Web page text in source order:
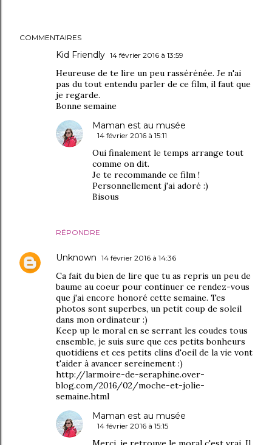
COMMENTAIRES
Kid Friendly 14 février 2016 à 13:59
Heureuse de te lire un peu rassérénée. Je n'ai
pas du tout entendu parler de ce film, il faut que
je regarde.
Bonne semaine
RÉPONDRE
Maman est au musée
14 février 2016 à 15:11
Oui finalement le temps arrange tout
comme on dit.
Je te recommande ce film !
Personnellement j'ai adoré :)
Bisous
Unknown 14 février 2016 à 14:36
Ca fait du bien de lire que tu as repris un peu de
baume au coeur pour continuer ce rendez-vous
que j'ai encore honoré cette semaine. Tes
photos sont superbes, un petit coup de soleil
dans mon ordinateur :)
Keep up le moral en se serrant les coudes tous
ensemble, je suis sure que ces petits bonheurs
quotidiens et ces petits clins d'oeil de la vie vont
t'aider à avancer sereinement :)
http://larmoire-de-seraphine.over-
blog.com/2016/02/moche-et-jolie-
semaine.html
Maman est au musée
14 février 2016 à 15:15